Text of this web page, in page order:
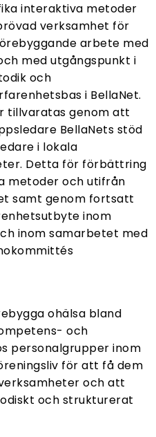
interaktiva metoder
verksamhet för
arbete med
med utgångspunkt i
och
i BellaNet.
tillvaratas genom att
BellaNets stöd
i lokala
Detta för förbättring
metoder och utifrån
samt genom fortsatt
inom
inom samarbetet med
ohälsa bland
och
personalgrupper inom
för att få dem
och att
och strukturerat